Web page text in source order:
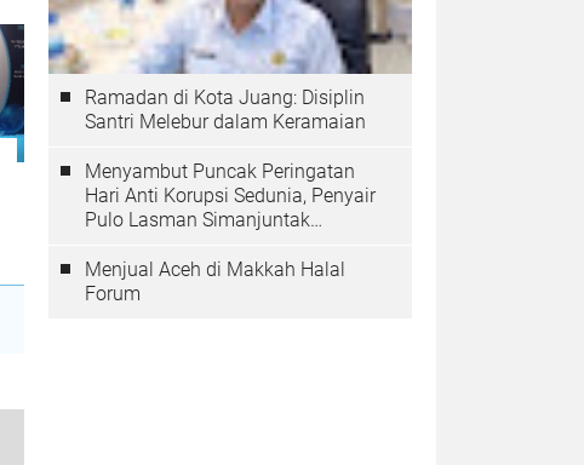
Ramadan di Kota Juang: Disiplin
Santri Melebur dalam Keramaian
Menyambut Puncak Peringatan
Hari Anti Korupsi Sedunia, Penyair
Pulo Lasman Simanjuntak
Korupsi di Indonesia
Menjual Aceh di Makkah Halal
Forum